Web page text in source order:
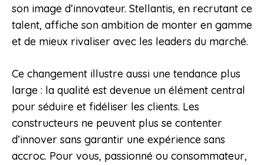
son image d’innovateur. Stellantis, en recrutant ce
talent, affiche son ambition de monter en gamme
et de mieux rivaliser avec les leaders du marché.
Ce changement illustre aussi une tendance plus
large : la qualité est devenue un élément central
pour séduire et fidéliser les clients. Les
constructeurs ne peuvent plus se contenter
d’innover sans garantir une expérience sans
accroc. Pour vous, passionné ou consommateur,